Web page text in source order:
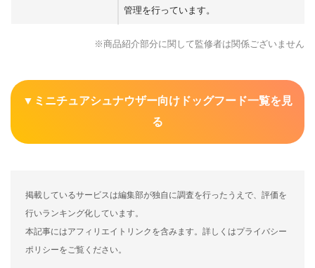
管理を行っています。
※商品紹介部分に関して監修者は関係ございません
▼ミニチュアシュナウザー向けドッグフード一覧を見
る
掲載しているサービスは編集部が独自に調査を行ったうえで、評価を
行いランキング化しています。
本記事にはアフィリエイトリンクを含みます。詳しくはプライバシー
ポリシーをご覧ください。